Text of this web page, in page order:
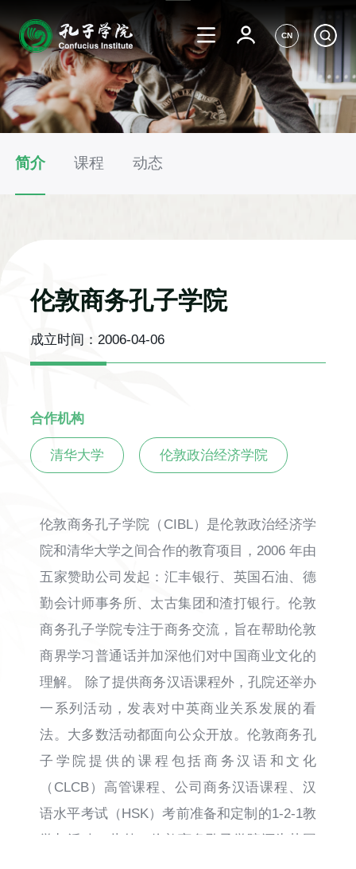
CN
简介 课程 动态
伦敦商务孔子学院
成立时间： 2006-04-06
合作机构
清华大学 伦敦政治经济学院
伦敦商务孔子学院（CIBL）是伦敦政治经济学
院和清华大学之间合作的教育项目，2006 年由
五家赞助公司发起：汇丰银行、英国石油、德
勤会计师事务所、太古集团和渣打银行。伦敦
商务孔子学院专注于商务交流，旨在帮助伦敦
商界学习普通话并加深他们对中国商业文化的
理解。 除了提供商务汉语课程外，孔院还举办
一系列活动，发表对中英商业关系发展的看
法。大多数活动都面向公众开放。伦敦商务孔
子学院提供的课程包括商务汉语和文化
（CLCB）高管课程、公司商务汉语课程、汉
语水平考试（HSK）考前准备和定制的1-2-1教
学与活动。此外，伦敦商务孔子学院还为英国